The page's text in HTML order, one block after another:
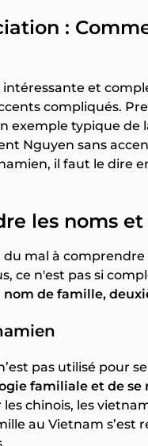
:
et
compliqués.
exemple typique de
Nguyen sans
il faut le dire
les noms
mal à
ce n'est pas si
nom de famille,
pas utilisé pour
familiale et de
chinois, les
au Vietnam